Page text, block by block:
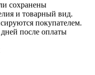
сохранены
и товарный вид.
покупателем.
после оплаты